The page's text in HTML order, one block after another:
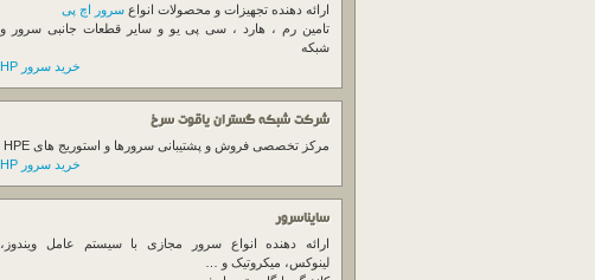
ارائه دهنده تجهیزات و محصولات انواع سرور اچ پی
تامین رم ، هارد ، سی پی یو و سایر قطعات جانبی سرور و
شبکه
خرید سرور HP
شرکت شبکه گستران یاقوت سرخ
مرکز تخصصی فروش و پشتیبانی سرورها و استوریج های HPE
خرید سرور HP
سایناسرور
ارائه دهنده انواع سرور مجازی با سیستم عامل ویندوز،
لینوکس، میکروتیک و …